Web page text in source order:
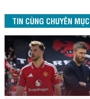
TIN CÙNG CHUYÊN MỤC